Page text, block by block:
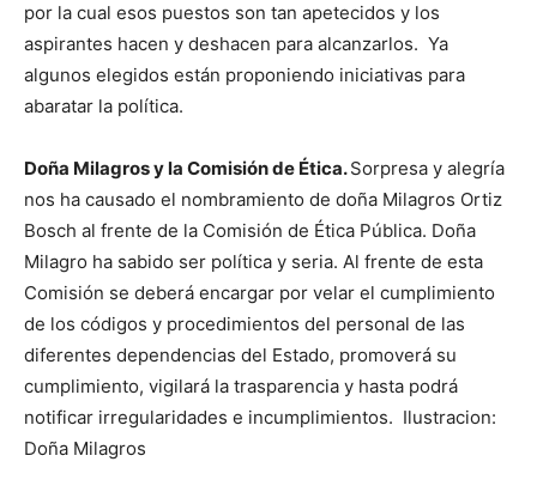
por la cual esos puestos son tan apetecidos y los
aspirantes hacen y deshacen para alcanzarlos. Ya
algunos elegidos están proponiendo iniciativas para
abaratar la política.
Doña Milagros y la Comisión de Ética.Sorpresa y alegría
nos ha causado el nombramiento de doña Milagros Ortiz
Bosch al frente de la Comisión de Ética Pública. Doña
Milagro ha sabido ser política y seria. Al frente de esta
Comisión se deberá encargar por velar el cumplimiento
de los códigos y procedimientos del personal de las
diferentes dependencias del Estado, promoverá su
cumplimiento, vigilará la trasparencia y hasta podrá
notificar irregularidades e incumplimientos. Ilustracion:
Doña Milagros